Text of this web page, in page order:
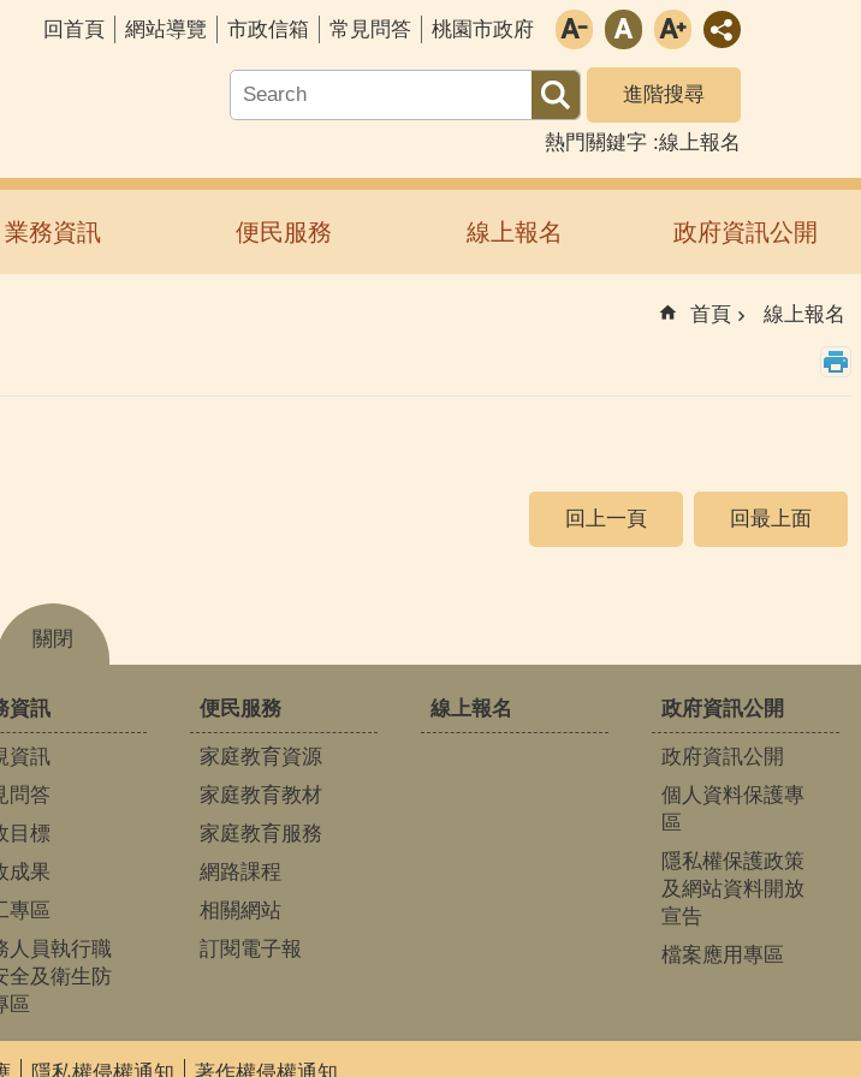
回首頁 網站導覽 市政信箱 常見問答 桃園市政府
進階搜尋
熱門關鍵字 線上報名
業務資訊 便民服務 線上報名 政府資訊公開
首頁 線上報名
回上一頁 回最上面
關閉
資訊
資訊
問答
目標
成果
專區
人員執行職
全及衛生防
區
便民服務
家庭教育資源
家庭教育教材
家庭教育服務
網路課程
相關網站
訂閱電子報
線上報名 政府資訊公開
政府資訊公開
個人資料保護專
區
隱私權保護政策
及網站資料開放
宣告
檔案應用專區